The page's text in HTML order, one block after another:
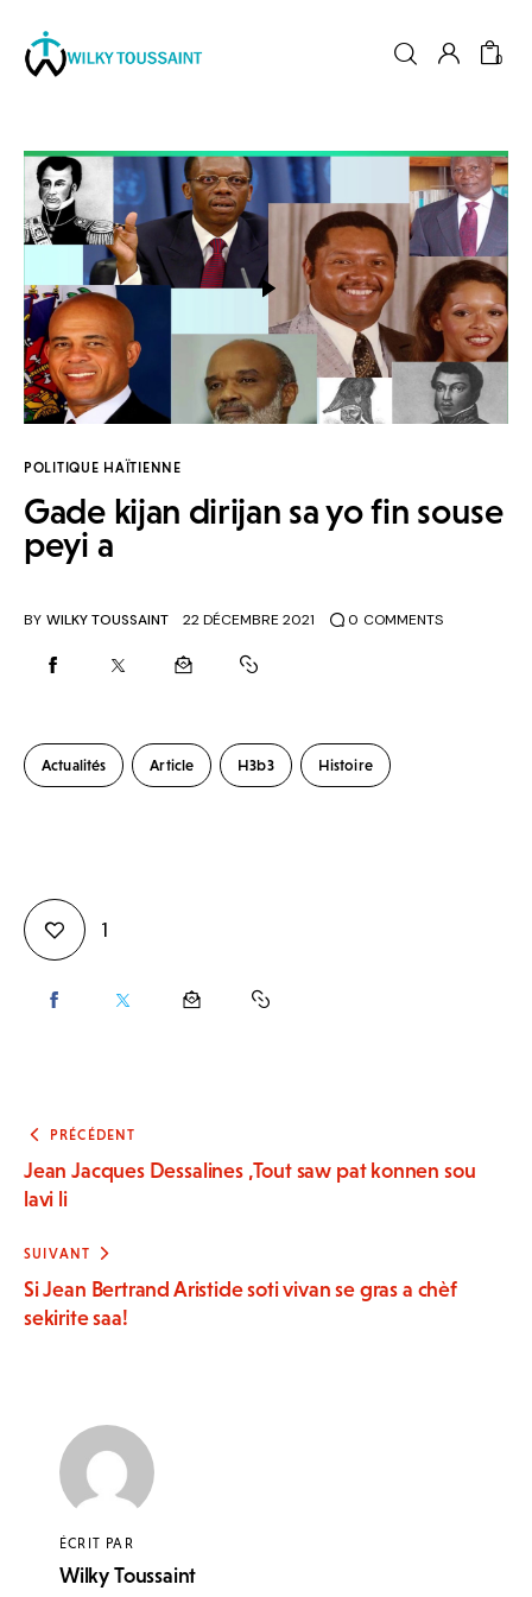
0
Accueil
À propos
catégories
contactez-nous
Formation
POLITIQUE HAÏTIENNE
Gade kijan dirijan sa yo fin souse
peyi a
BY WILKY TOUSSAINT 22 DÉCEMBRE 2021 0 COMMENTS
Actualités Article H3b3 Histoire
1
PRÉCÉDENT
Jean Jacques Dessalines ,Tout saw pat konnen sou
lavi li
SUIVANT
Si Jean Bertrand Aristide soti vivan se gras a chèf
sekirite saa!
ÉCRIT PAR
Wilky Toussaint